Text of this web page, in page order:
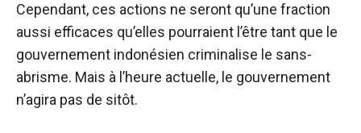
Cependant, ces actions ne seront qu’une fraction
aussi efficaces qu’elles pourraient l’être tant que le
gouvernement indonésien criminalise le sans-
abrisme. Mais à l’heure actuelle, le gouvernement
n’agira pas de sitôt.